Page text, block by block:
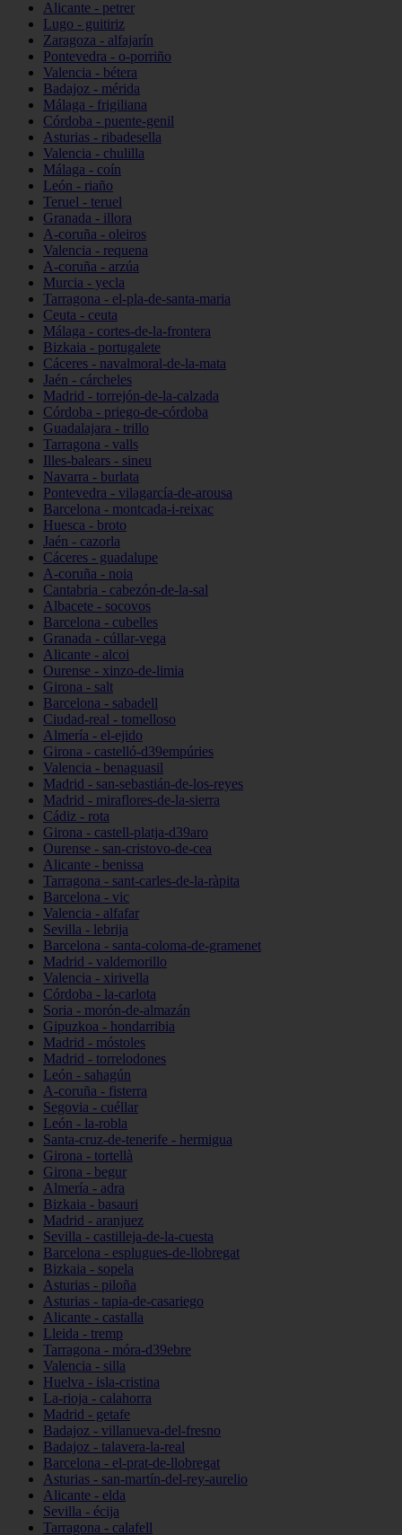
Alicante - petrer
Lugo - guitiriz
Zaragoza - alfajarín
Pontevedra - o-porriño
Valencia - bétera
Badajoz - mérida
Málaga - frigiliana
Córdoba - puente-genil
Asturias - ribadesella
Valencia - chulilla
Málaga - coín
León - riaño
Teruel - teruel
Granada - illora
A-coruña - oleiros
Valencia - requena
A-coruña - arzúa
Murcia - yecla
Tarragona - el-pla-de-santa-maria
Ceuta - ceuta
Málaga - cortes-de-la-frontera
Bizkaia - portugalete
Cáceres - navalmoral-de-la-mata
Jaén - cárcheles
Madrid - torrejón-de-la-calzada
Córdoba - priego-de-córdoba
Guadalajara - trillo
Tarragona - valls
Illes-balears - sineu
Navarra - burlata
Pontevedra - vilagarcía-de-arousa
Barcelona - montcada-i-reixac
Huesca - broto
Jaén - cazorla
Cáceres - guadalupe
A-coruña - noia
Cantabria - cabezón-de-la-sal
Albacete - socovos
Barcelona - cubelles
Granada - cúllar-vega
Alicante - alcoi
Ourense - xinzo-de-limia
Girona - salt
Barcelona - sabadell
Ciudad-real - tomelloso
Almería - el-ejido
Girona - castelló-d39empúries
Valencia - benaguasil
Madrid - san-sebastián-de-los-reyes
Madrid - miraflores-de-la-sierra
Cádiz - rota
Girona - castell-platja-d39aro
Ourense - san-cristovo-de-cea
Alicante - benissa
Tarragona - sant-carles-de-la-ràpita
Barcelona - vic
Valencia - alfafar
Sevilla - lebrija
Barcelona - santa-coloma-de-gramenet
Madrid - valdemorillo
Valencia - xirivella
Córdoba - la-carlota
Soria - morón-de-almazán
Gipuzkoa - hondarribia
Madrid - móstoles
Madrid - torrelodones
León - sahagún
A-coruña - fisterra
Segovia - cuéllar
León - la-robla
Santa-cruz-de-tenerife - hermigua
Girona - tortellà
Girona - begur
Almería - adra
Bizkaia - basauri
Madrid - aranjuez
Sevilla - castilleja-de-la-cuesta
Barcelona - esplugues-de-llobregat
Bizkaia - sopela
Asturias - piloña
Asturias - tapia-de-casariego
Alicante - castalla
Lleida - tremp
Tarragona - móra-d39ebre
Valencia - silla
Huelva - isla-cristina
La-rioja - calahorra
Madrid - getafe
Badajoz - villanueva-del-fresno
Badajoz - talavera-la-real
Barcelona - el-prat-de-llobregat
Asturias - san-martín-del-rey-aurelio
Alicante - elda
Sevilla - écija
Tarragona - calafell